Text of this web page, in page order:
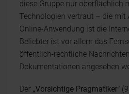
diese Gruppe nur oberflächlich
Technologien vertraut – die mit
Online-Anwendung ist die
Beliebter ist vor allem das
öffentlich-rechtliche
Dokumentationen angesehen
Der „Vorsichtige Pragmatiker"